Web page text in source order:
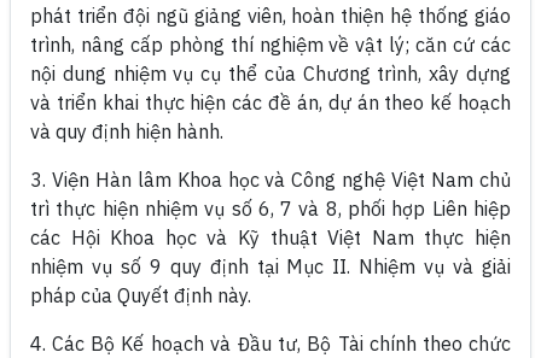
phát triển đội ngũ giảng viên, hoàn thiện hệ thống giáo
trình, nâng cấp phòng thí nghiệm về vật lý; căn cứ các
nội dung nhiệm vụ cụ thể của Chương trình, xây dựng
và triển khai thực hiện các đề án, dự án theo kế hoạch
và quy định hiện hành.
3. Viện Hàn lâm Khoa học và Công nghệ Việt Nam chủ
trì thực hiện nhiệm vụ số 6, 7 và 8, phối hợp Liên hiệp
các Hội Khoa học và Kỹ thuật Việt Nam thực hiện
nhiệm vụ số 9 quy định tại Mục II. Nhiệm vụ và giải
pháp của Quyết định này.
4. Các Bộ Kế hoạch và Đầu tư, Bộ Tài chính theo chức